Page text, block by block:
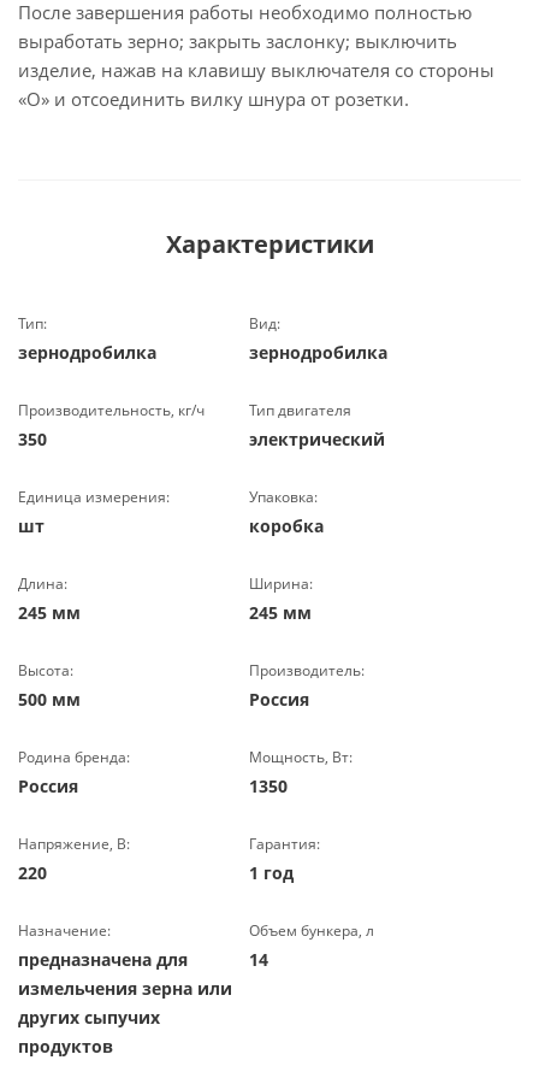
После завершения работы необходимо полностью
выработать зерно; закрыть заслонку; выключить
изделие, нажав на клавишу выключателя со стороны
«О» и отсоединить вилку шнура от розетки.
Характеристики
Тип:
зернодробилка
Вид:
зернодробилка
Производительность, кг/ч
350
Тип двигателя
электрический
Единица измерения:
шт
Упаковка:
коробка
Длина:
245 мм
Ширина:
245 мм
Высота:
500 мм
Производитель:
Россия
Родина бренда:
Россия
Мощность, Вт:
1350
Напряжение, В:
220
Гарантия:
1 год
Назначение:
предназначена для
измельчения зерна или
других сыпучих
продуктов
Объем бункера, л
14